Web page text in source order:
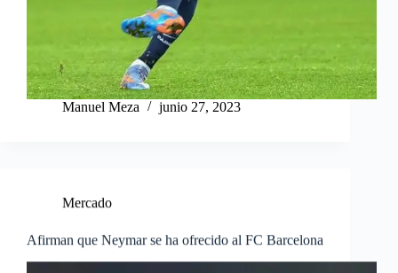
Manuel Meza junio 27, 2023
Mercado
Afirman que Neymar se ha ofrecido al FC Barcelona